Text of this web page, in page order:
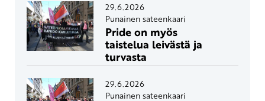
29.6.2026
Punainen sateenkaari
Pride on myös
taistelua leivästä ja
turvasta
29.6.2026
Punainen sateenkaari